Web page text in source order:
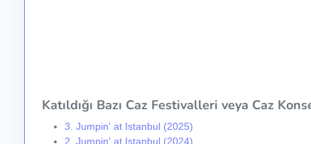
Katıldığı Bazı Caz Festivalleri veya Caz
3. Jumpin' at Istanbul (2025)
2. Jumpin' at Istanbul (2024)